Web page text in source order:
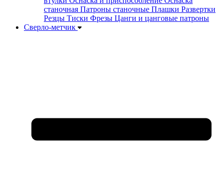
станочная Патроны станочные Плашки Развертки
Резцы Тиски Фрезы Цанги и цанговые патроны
Сверло-метчик